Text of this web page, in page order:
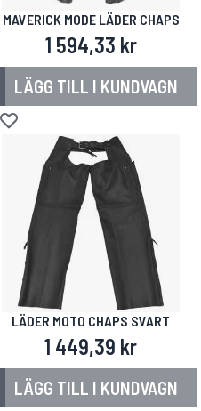
MAVERICK MODE LÄDER CHAPS
1 594,33 kr
LÄGG TILL I KUNDVAGN
Lägg till i önskelista
LÄDER MOTO CHAPS SVART
1 449,39 kr
LÄGG TILL I KUNDVAGN